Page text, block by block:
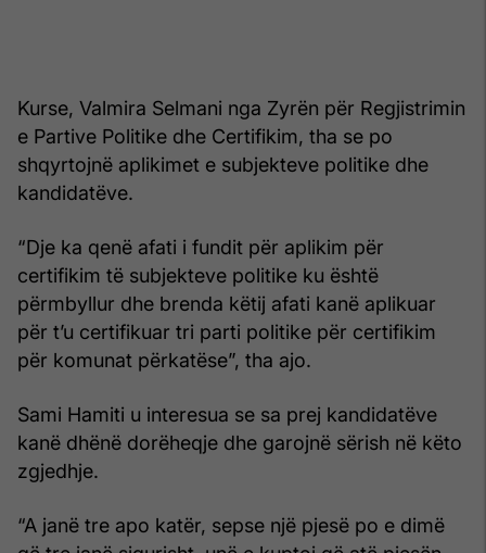
Kurse, Valmira Selmani nga Zyrën për Regjistrimin
e Partive Politike dhe Certifikim, tha se po
shqyrtojnë aplikimet e subjekteve politike dhe
kandidatëve.
“Dje ka qenë afati i fundit për aplikim për
certifikim të subjekteve politike ku është
përmbyllur dhe brenda këtij afati kanë aplikuar
për t’u certifikuar tri parti politike për certifikim
për komunat përkatëse”, tha ajo.
Sami Hamiti u interesua se sa prej kandidatëve
kanë dhënë dorëheqje dhe garojnë sërish në këto
zgjedhje.
“A janë tre apo katër, sepse një pjesë po e dimë